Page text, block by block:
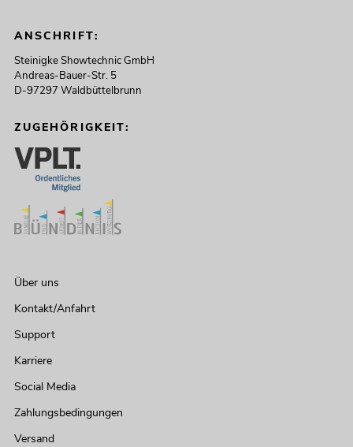
ANSCHRIFT:
Steinigke Showtechnic GmbH
Andreas-Bauer-Str. 5
D-97297 Waldbüttelbrunn
ZUGEHÖRIGKEIT:
Über uns
Kontakt/Anfahrt
Support
Karriere
Social Media
Zahlungsbedingungen
Versand